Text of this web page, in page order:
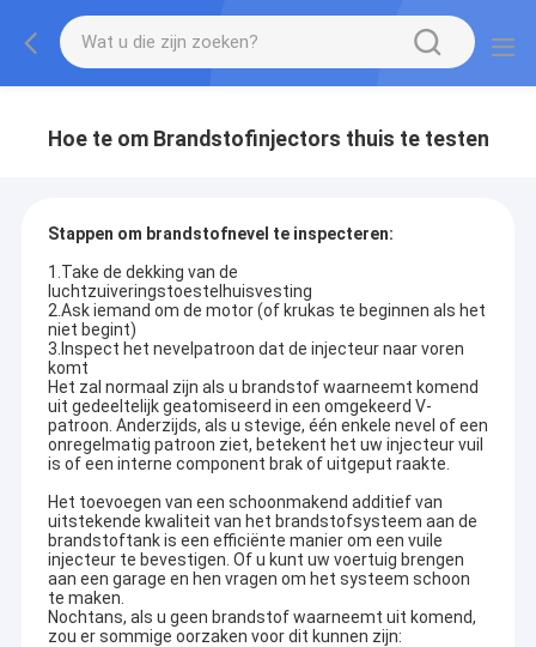
Hoe te om Brandstofinjectors thuis te testen
Stappen om brandstofnevel te inspecteren:
1.Take de dekking van de
luchtzuiveringstoestelhuisvesting
2.Ask iemand om de motor (of krukas te beginnen als het
niet begint)
3.Inspect het nevelpatroon dat de injecteur naar voren
komt
Het zal normaal zijn als u brandstof waarneemt komend
uit gedeeltelijk geatomiseerd in een omgekeerd V-
patroon. Anderzijds, als u stevige, één enkele nevel of een
onregelmatig patroon ziet, betekent het uw injecteur vuil
is of een interne component brak of uitgeput raakte.
Het toevoegen van een schoonmakend additief van
uitstekende kwaliteit van het brandstofsysteem aan de
brandstoftank is een efficiënte manier om een vuile
injecteur te bevestigen. Of u kunt uw voertuig brengen
aan een garage en hen vragen om het systeem schoon
te maken.
Nochtans, als u geen brandstof waarneemt uit komend,
zou er sommige oorzaken voor dit kunnen zijn: